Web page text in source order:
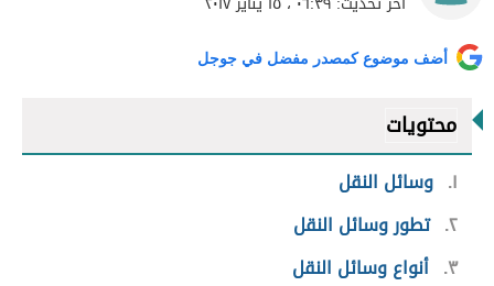
أضف موضوع كمصدر مفضل في جوجل
محتويات
١ وسائل النقل
٢ تطور وسائل النقل
٣ أنواع وسائل النقل